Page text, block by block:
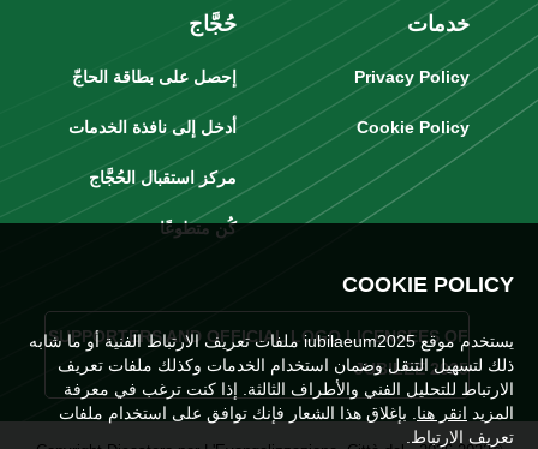
خدمات
Privacy Policy
Cookie Policy
حُجَّاج
إحصل على بطاقة الحاجّ
أدخل إلى نافذة الخدمات
مركز استقبال الحُجَّاج
كُن متطوعًا
SUPPORTERS AND OFFICIAL LOGO LICENSEES OF
JUBILEE 2025
COOKIE POLICY
يستخدم موقع iubilaeum2025 ملفات تعريف الارتباط الفنية أو ما شابه
ذلك لتسهيل التنقل وضمان استخدام الخدمات وكذلك ملفات تعريف
الارتباط للتحليل الفني والأطراف الثالثة. إذا كنت ترغب في معرفة
المزيد انقر هنا . بإغلاق هذا الشعار فإنك توافق على استخدام ملفات
تعريف الارتباط.